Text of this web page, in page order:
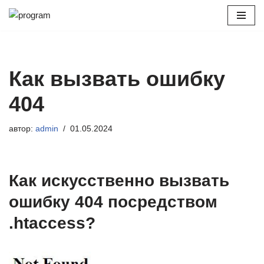
Как вызвать ошибку
404
автор: admin 01.05.2024
Как искусственно вызвать
ошибку 404 посредством
.htaccess?